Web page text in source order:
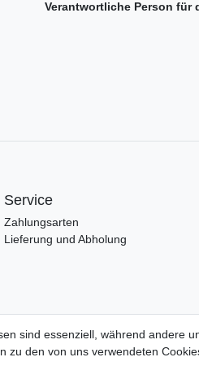
Verantwortliche Person für
Service
Zahlungsarten
Lieferung und Abholung
sind essenziell, während andere
zu den von uns verwendeten